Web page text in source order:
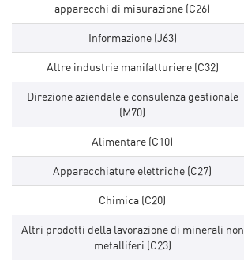
apparecchi di misurazione (C26)
Informazione (J63)
Altre industrie manifatturiere (C32)
Direzione aziendale e consulenza gestionale
(M70)
Alimentare (C10)
Apparecchiature elettriche (C27)
Chimica (C20)
Altri prodotti della lavorazione di minerali non
metalliferi (C23)